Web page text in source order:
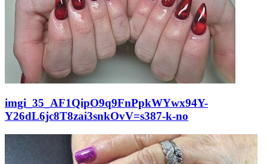
imgi_35_AF1QipO9q9FnPpkWYwx94Y-
Y26dL6jc8T8zai3snkOvV=s387-k-no